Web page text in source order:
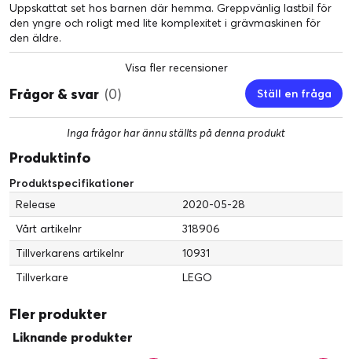
LEGO® DUPLO® Construction Lastbil och
grävmaskin
Uppskattat set hos barnen där hemma. Greppvänlig lastbil för
den yngre och roligt med lite komplexitet i grävmaskinen för
den äldre.
Visa fler recensioner
Frågor & svar (0) Ställ en fråga
Inga frågor har ännu ställts på denna produkt
Produktinfo
Produktspecifikationer
Release
2020-05-28
Vårt artikelnr
318906
Tillverkarens artikelnr
10931
Tillverkare
LEGO
Fler produkter
Liknande produkter